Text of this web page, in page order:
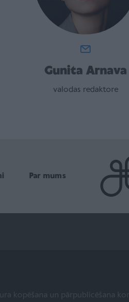
Gunita Arnava
valodas redaktore
Par mums
kopēšana un pārpublicēšana